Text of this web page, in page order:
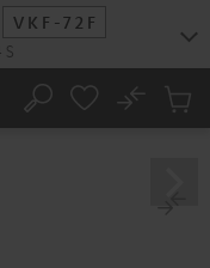
mit
H
Suche
No